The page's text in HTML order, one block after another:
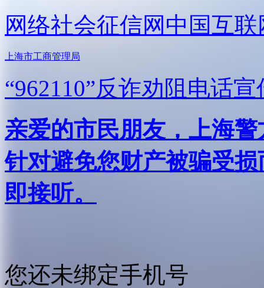
网络社会征信网 中国互
上海市工商管理局
“962110”反诈劝阻电话宣
亲爱的市民朋友，上海
针对避免您财产被骗受
即接听。
您还未绑定手机号